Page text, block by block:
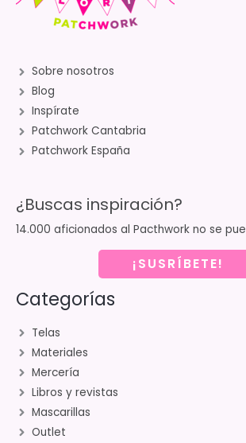
Sobre nosotros
Blog
Inspírate
Patchwork Cantabria
Patchwork España
¿Buscas inspiración?
14.000 aficionados al Pacthwork no se
¡SUSRÍBETE!
Categorías
Telas
Materiales
Mercería
Libros y revistas
Mascarillas
Outlet